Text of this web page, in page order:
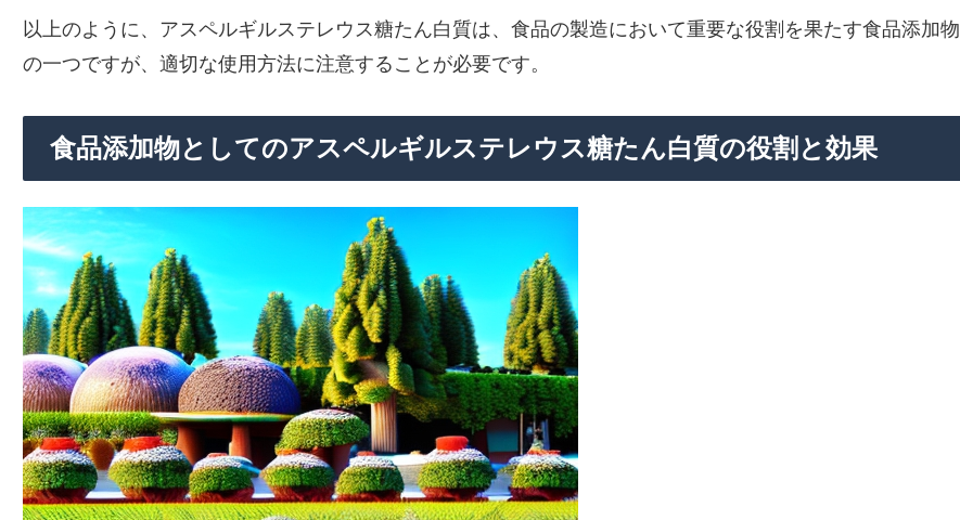
以上のように、アスペルギルステレウス糖たん白質は、食品の製造において重要な役割を果たす食品添加物
の一つですが、適切な使用方法に注意することが必要です。
食品添加物としてのアスペルギルステレウス糖たん白質の役割と効果